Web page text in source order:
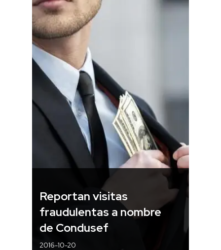
Reportan visitas
fraudulentas a nombre
de Condusef
2016-10-20